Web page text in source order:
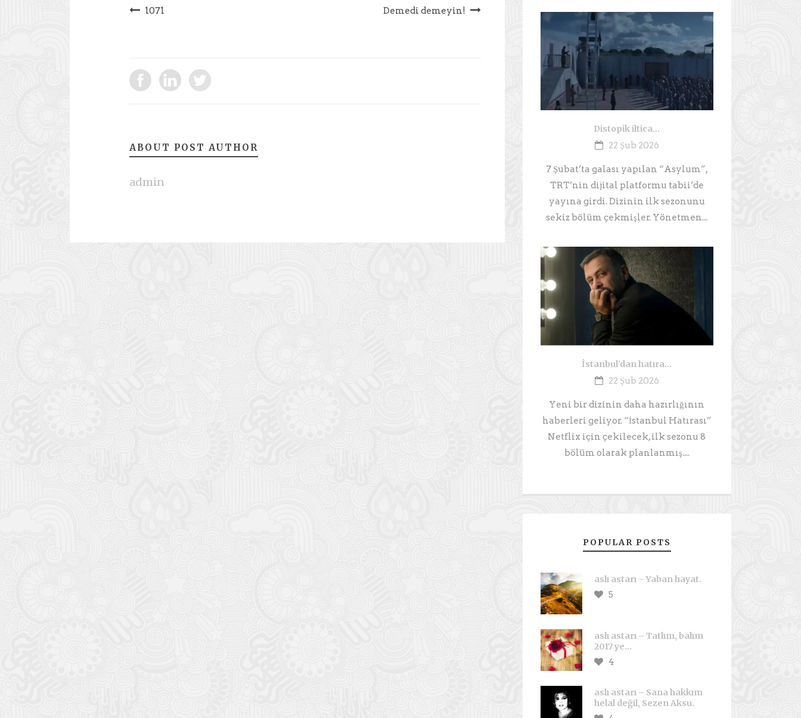
1071 Demedi demeyin!
ABOUT POST AUTHOR
admin
Distopik iltica…
22 Şub 2026
7 Şubat’ta galası yapılan “Asylum”,
TRT’nin dijital platformu tabii’de
yayına girdi. Dizinin ilk sezonunu
sekiz bölüm çekmişler. Yönetmen...
İstanbul’dan hatıra…
22 Şub 2026
Yeni bir dizinin daha hazırlığının
haberleri geliyor. “İstanbul Hatırası”
Netflix için çekilecek, ilk sezonu 8
bölüm olarak planlanmış....
POPULAR POSTS
aslı astarı – Yaban hayat.
5
aslı astarı – Tatlım, balım
2017 ye…
4
aslı astarı – Sana hakkım
helal değil, Sezen Aksu.